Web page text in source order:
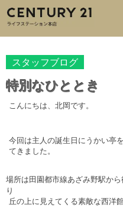
スタッフブログ
特別なひととき
こんにちは、北岡です。
今回は主人の誕生日にうかい亭
てきました。
場所は田園都市線あざみ野駅か
り
丘の上に見えてくる素敵な西洋